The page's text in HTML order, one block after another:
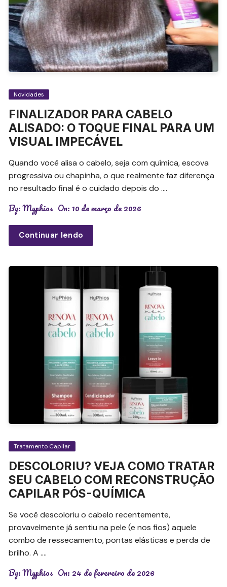
Novidades
FINALIZADOR PARA CABELO
ALISADO: O TOQUE FINAL PARA UM
VISUAL IMPECÁVEL
Quando você alisa o cabelo, seja com química, escova
progressiva ou chapinha, o que realmente faz diferença
no resultado final é o cuidado depois do ….
By:Myphios On: 10 de março de 2026
Continuar lendo
Tratamento Capilar
DESCOLORIU? VEJA COMO TRATAR
SEU CABELO COM RECONSTRUÇÃO
CAPILAR PÓS-QUÍMICA
Se você descoloriu o cabelo recentemente,
provavelmente já sentiu na pele (e nos fios) aquele
combo de ressecamento, pontas elásticas e perda de
brilho. A ….
By:Myphios On: 24 de fevereiro de 2026